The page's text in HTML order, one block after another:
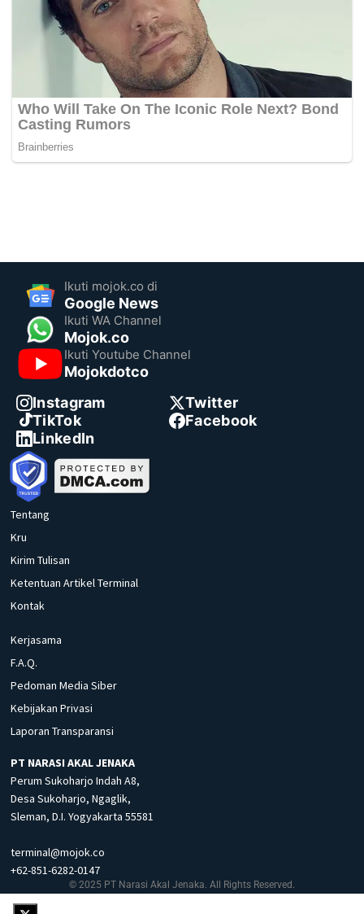
Ikuti mojok.co di
Google News
Ikuti WA Channel
Mojok.co
Ikuti Youtube Channel
Mojokdotco
Instagram
Twitter
TikTok
Facebook
LinkedIn
Tentang
Kru
Kirim Tulisan
Ketentuan Artikel Terminal
Kontak
Kerjasama
F.A.Q.
Pedoman Media Siber
Kebijakan Privasi
Laporan Transparansi
PT NARASI AKAL JENAKA
Perum Sukoharjo Indah A8,
Desa Sukoharjo, Ngaglik,
Sleman, D.I. Yogyakarta 55581
terminal@mojok.co
+62-851-6282-0147
© 2025 PT Narasi Akal Jenaka. All Rights Reserved.